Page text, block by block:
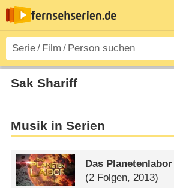
Sak Shariff
Musik in Serien
Das Planetenlabor
(2 Folgen, 2013)